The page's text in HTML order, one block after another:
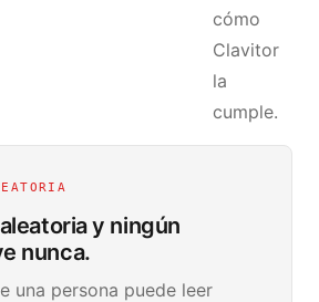
cómo
Clavitor
la
cumple.
y ningún
nunca.
una persona puede leer